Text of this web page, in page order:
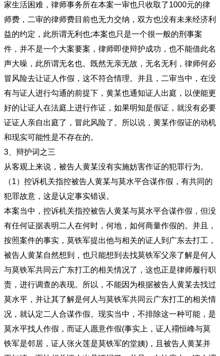
家生活困难，律师事务所在本案一审也只收取了1000元的律
师费，二审的律师费目前也无力交纳，双方也没有未来经济利
益的约定，此所谓无利也;本案也只是一个很一般的刑事案
件，并不是一个大案要案，律师即使辩护成功，也不能借此名
声大噪，此所谓无名也。既然无亲无故，无名无利，律师何必
冒风险去让证人作假，这不符合情理。并且，二审当中，在没
有与证人进行勾通的前提下，黄某也通知证人出庭，以便能更
好的让证人在法庭上进行作证，如果明知是假证，就没有必要
证证人亲自出庭了，冒此风险了。所以说，黄某作假证的动机
和现实可能性是不存在的。
3、辩护词之三
从客观上来说，被告人黄某没有实施妨害作证的犯罪行为。
（1）控诉机关指控被告人黄某与莫水平合谋作假，有共同的
犯罪故意，这是认定事实错误。
本案当中，控诉机关指控被告人黄某与莫水平合谋作假，但没
有任何证据表明二人在何时，何地，如何商量作假的。并且，
按照案件的事实，莫铁军提出他与相关的证人到广东去打工，
被告人黄某自然想到，也只能想到去找莫铁军父亲了解是何人
与莫铁军共同云广东打工的相关情况了，这也正是律师履行职
责，进行调查的表现。所以，不能因为根据被告人黄某去找过
莫水平，并让其了解是何人与莫铁军共同云广东打工的相关情
况，就认定二人合谋作假。现实当中，不排除这一种可能，是
莫水平找人作假，而证人愿意作假(事实上，证人禤恒峰与莫
铁军是邻居，证人张火莲是莫铁军的堂姨)，且被告人黄某并